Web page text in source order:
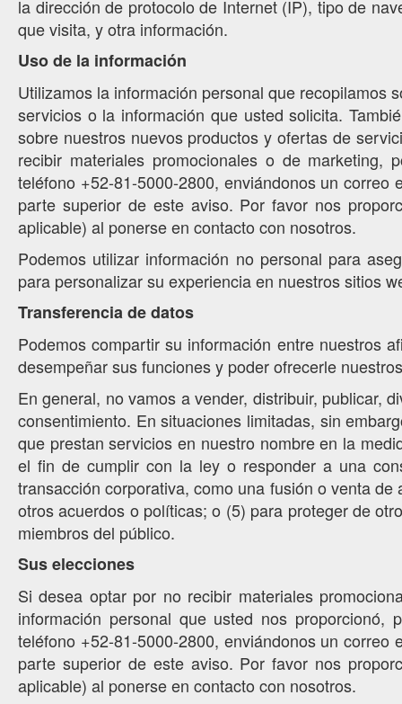
la dirección de protocolo de Internet (IP), tipo de
que visita, y otra información.
Uso de la información
Utilizamos la información personal que recopilamos
servicios o la información que usted solicita.
sobre nuestros nuevos productos y ofertas de
recibir materiales promocionales o de
teléfono +52-81-5000-2800, enviándonos un
parte superior de este aviso. Por favor nos
aplicable) al ponerse en contacto con nosotros.
Podemos utilizar información no personal para
para personalizar su experiencia en nuestros sitios
Transferencia de datos
Podemos compartir su información entre nuestros
desempeñar sus funciones y poder ofrecerle
En general, no vamos a vender, distribuir, publicar,
consentimiento. En situaciones limitadas, sin
que prestan servicios en nuestro nombre en la
el fin de cumplir con la ley o responder a una
transacción corporativa, como una fusión o venta
otros acuerdos o políticas; o (5) para proteger de
miembros del público.
Sus elecciones
Si desea optar por no recibir materiales
información personal que usted nos
teléfono +52-81-5000-2800, enviándonos un
parte superior de este aviso. Por favor nos
aplicable) al ponerse en contacto con nosotros.